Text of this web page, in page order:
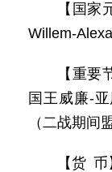
【国
Willem-
【重
国王威廉-
（二战期间
【货 币